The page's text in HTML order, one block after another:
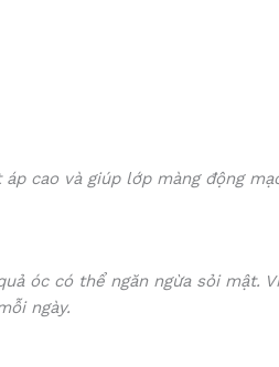
cao và giúp lớp màng động
óc có thể ngăn ngừa sỏi mật.
ngày.